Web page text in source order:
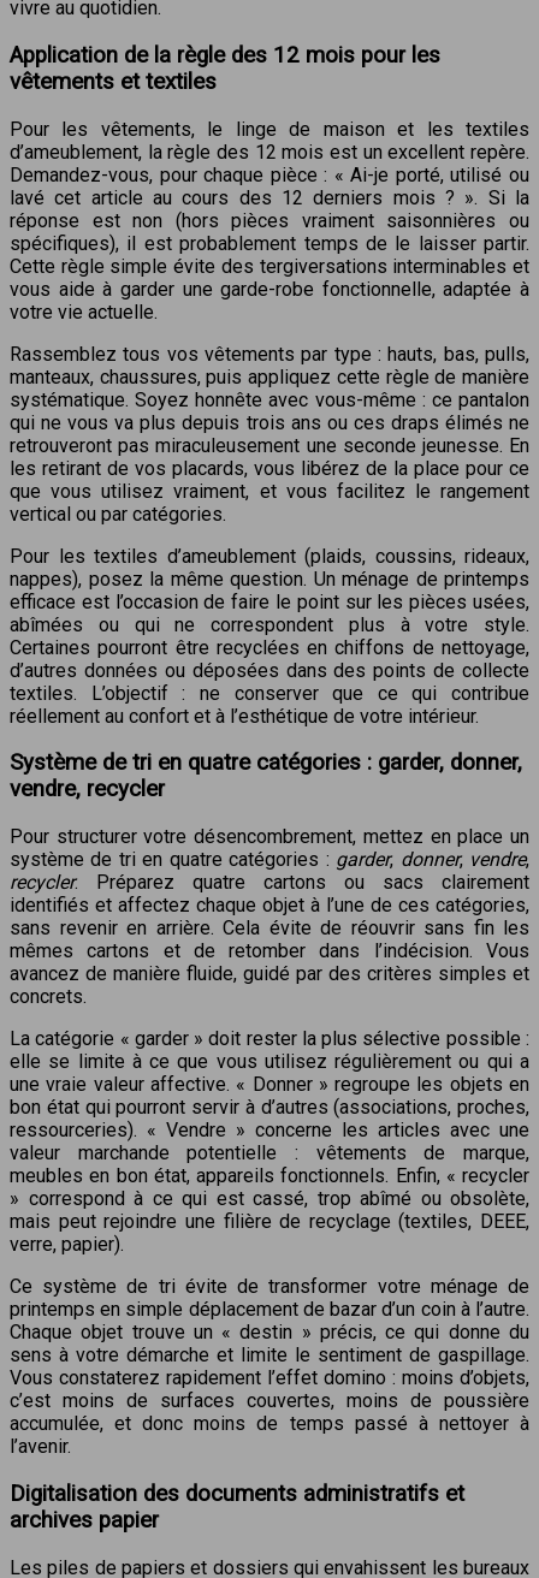
vivre au quotidien.
Application de la règle des 12 mois pour les
vêtements et textiles
Pour les vêtements, le linge de maison et les textiles
d’ameublement, la règle des 12 mois est un excellent repère.
Demandez-vous, pour chaque pièce : « Ai-je porté, utilisé ou
lavé cet article au cours des 12 derniers mois ? ». Si la
réponse est non (hors pièces vraiment saisonnières ou
spécifiques), il est probablement temps de le laisser partir.
Cette règle simple évite des tergiversations interminables et
vous aide à garder une garde-robe fonctionnelle, adaptée à
votre vie actuelle.
Rassemblez tous vos vêtements par type : hauts, bas, pulls,
manteaux, chaussures, puis appliquez cette règle de manière
systématique. Soyez honnête avec vous-même : ce pantalon
qui ne vous va plus depuis trois ans ou ces draps élimés ne
retrouveront pas miraculeusement une seconde jeunesse. En
les retirant de vos placards, vous libérez de la place pour ce
que vous utilisez vraiment, et vous facilitez le rangement
vertical ou par catégories.
Pour les textiles d’ameublement (plaids, coussins, rideaux,
nappes), posez la même question. Un ménage de printemps
efficace est l’occasion de faire le point sur les pièces usées,
abîmées ou qui ne correspondent plus à votre style.
Certaines pourront être recyclées en chiffons de nettoyage,
d’autres données ou déposées dans des points de collecte
textiles. L’objectif : ne conserver que ce qui contribue
réellement au confort et à l’esthétique de votre intérieur.
Système de tri en quatre catégories : garder, donner,
vendre, recycler
Pour structurer votre désencombrement, mettez en place un
système de tri en quatre catégories : garder, donner, vendre,
recycler. Préparez quatre cartons ou sacs clairement
identifiés et affectez chaque objet à l’une de ces catégories,
sans revenir en arrière. Cela évite de réouvrir sans fin les
mêmes cartons et de retomber dans l’indécision. Vous
avancez de manière fluide, guidé par des critères simples et
concrets.
La catégorie « garder » doit rester la plus sélective possible :
elle se limite à ce que vous utilisez régulièrement ou qui a
une vraie valeur affective. « Donner » regroupe les objets en
bon état qui pourront servir à d’autres (associations, proches,
ressourceries). « Vendre » concerne les articles avec une
valeur marchande potentielle : vêtements de marque,
meubles en bon état, appareils fonctionnels. Enfin, « recycler
» correspond à ce qui est cassé, trop abîmé ou obsolète,
mais peut rejoindre une filière de recyclage (textiles, DEEE,
verre, papier).
Ce système de tri évite de transformer votre ménage de
printemps en simple déplacement de bazar d’un coin à l’autre.
Chaque objet trouve un « destin » précis, ce qui donne du
sens à votre démarche et limite le sentiment de gaspillage.
Vous constaterez rapidement l’effet domino : moins d’objets,
c’est moins de surfaces couvertes, moins de poussière
accumulée, et donc moins de temps passé à nettoyer à
l’avenir.
Digitalisation des documents administratifs et
archives papier
Les piles de papiers et dossiers qui envahissent les bureaux